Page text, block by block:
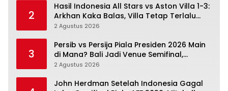
2
Hasil Indonesia All Stars vs Aston Villa 1-3:
Arkhan Kaka Balas, Villa Tetap Terlalu
Rapi
2 Agustus 2026
3
Persib vs Persija Piala Presiden 2026 Main
di Mana? Bali Jadi Venue Semifinal,
Ritmenya Beda
2 Agustus 2026
John Herdman Setelah Indonesia Gagal